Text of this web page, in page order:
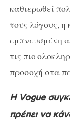
καθιερωθεί
τους λόγους, η
εμπνευσμένη
τις πιο
προσοχή στα
Η Vogue
πρέπει να